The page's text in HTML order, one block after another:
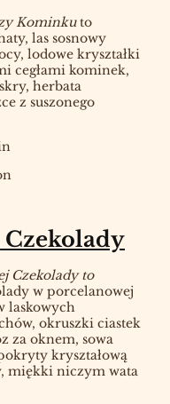
Kominkuto
las sosnowy
lodowe kryształki
cegłami kominek,
herbata
z suszonego
Czekolady to
w porcelanowej
laskowych
okruszki ciastek
za oknem, sowa
kryształową
miękki niczym wata